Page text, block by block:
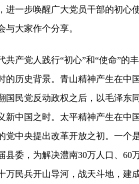
进一步唤醒广大党员干部的初心
大家作个分享。
产党人践行“初心”和“使命”的丰
的历史背景。青山精神产生在中国
民党反动政权之后，以毛泽东同
新中国之时。太平精神产生在中国
党中央提出改革开放之初。一个
县委，为解决澧南30万人口、60
万民兵开山导河，战天斗地，建